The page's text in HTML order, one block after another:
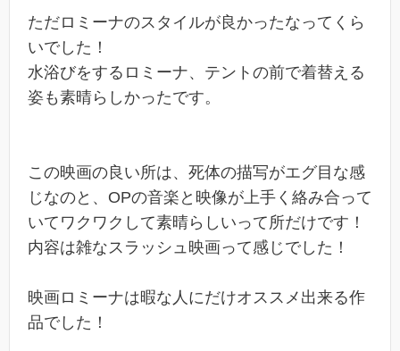
ただロミーナのスタイルが良かったなってくら
いでした！
水浴びをするロミーナ、テントの前で着替える
姿も素晴らしかったです。
この映画の良い所は、死体の描写がエグ目な感
じなのと、OPの音楽と映像が上手く絡み合って
いてワクワクして素晴らしいって所だけです！
内容は雑なスラッシュ映画って感じでした！
映画ロミーナは暇な人にだけオススメ出来る作
品でした！